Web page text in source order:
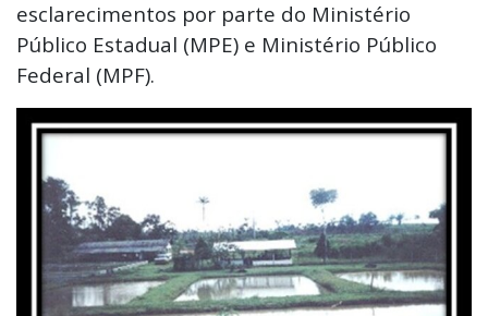
esclarecimentos por parte do Ministério
Público Estadual (MPE) e Ministério Público
Federal (MPF).